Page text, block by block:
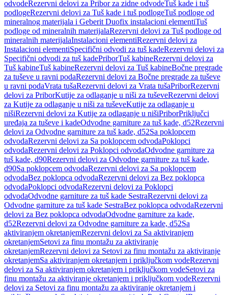
odvodeRezervni delovi za Pribor za zidne odvodeTuš kade i tuš
podlogeRezervni delovi za Tuš kade i tuš podlogeTuš podloge od
mineralnog materijala i Geberit Duofix instalacioni elementiTuš
podloge od mineralnih materijalaRezervni delovi za Tuš podloge od
mineralnih materijalaInstalacioni elementiRezervni delovi za
Instalacioni elementiSpecifični odvodi za tuš kadeRezervni delovi za
Specifični odvodi za tuš kadePriborTuš kabineRezervni delovi za
Tuš kabineTuš kabineRezervni delovi za Tuš kabineBočne pregrade
za tuševe u ravni podaRezervni delovi za Bočne pregrade za tuševe
u ravni podaVrata tušaRezervni delovi za Vrata tušaPriborRezervni
delovi za PriborKutije za odlaganje u niši za tuševeRezervni delovi
za Kutije za odlaganje u niši za tuševeKutije za odlaganje u
nišiRezervni delovi za Kutije za odlaganje u nišiPriborPriključci
uređaja za tuševe i kadeOdvodne garniture za tuš kade, d52Rezervni
delovi za Odvodne garniture za tuš kade, d52Sa poklopcem
odvodaRezervni delovi za Sa poklopcem odvodaPoklopci
odvodaRezervni delovi za Poklopci odvodaOdvodne garniture za
tuš kade, d90Rezervni delovi za Odvodne garniture za tuš kade,
d90Sa poklopcem odvodaRezervni delovi za Sa poklopcem
odvodaBez poklopca odvodaRezervni delovi za Bez poklopca
odvodaPoklopci odvodaRezervni delovi za Poklopci
odvodaOdvodne garniture za tuš kade SestraRezervni delovi za
Odvodne garniture za tuš kade SestraBez poklopca odvodaRezervni
delovi za Bez poklopca odvodaOdvodne garniture za kade,
d52Rezervni delovi za Odvodne garniture za kade, d52Sa
aktiviranjem okretanjemRezervni delovi za Sa aktiviranjem
okretanjemSetovi za finu montažu za aktiviranje
okretanjemRezervni delovi za Setovi za finu montažu za aktiviranje
okretanjemSa aktiviranjem okretanjem i priključkom vodeRezervni
delovi za Sa aktiviranjem okretanjem i priključkom vodeSetovi za
finu montažu za aktiviranje okretanjem i priključkom vodeRezervni
delovi za Setovi za finu montažu za aktiviranje okretanjem i